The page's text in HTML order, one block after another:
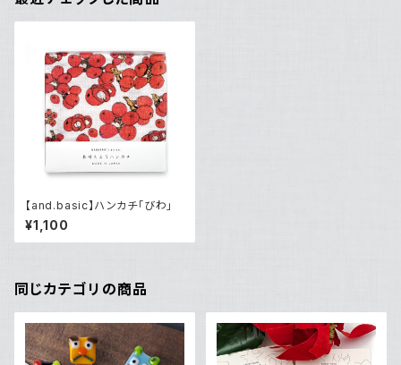
【and.basic】ハンカチ「びわ」
¥1,100
同じカテゴリの商品